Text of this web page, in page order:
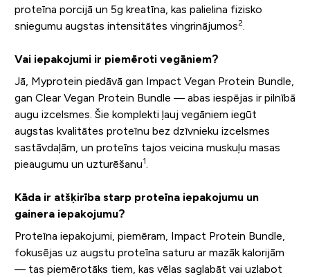
proteīna porcijā un 5g kreatīna, kas palielina fizisko
sniegumu augstas intensitātes vingrinājumos2.
Vai iepakojumi ir piemēroti vegāniem?
Jā, Myprotein piedāvā gan Impact Vegan Protein Bundle,
gan Clear Vegan Protein Bundle — abas iespējas ir pilnībā
augu izcelsmes. Šie komplekti ļauj vegāniem iegūt
augstas kvalitātes proteīnu bez dzīvnieku izcelsmes
sastāvdaļām, un proteīns tajos veicina muskuļu masas
pieaugumu un uzturēšanu1.
Kāda ir atšķirība starp proteīna iepakojumu un
gainera iepakojumu?
Proteīna iepakojumi, piemēram, Impact Protein Bundle,
fokusējas uz augstu proteīna saturu ar mazāk kalorijām
— tas piemērotāks tiem, kas vēlas saglabāt vai uzlabot